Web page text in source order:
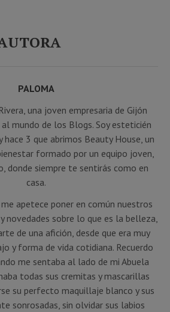
PALOMA
una joven empresaria de Gijón
mundo de los Blogs. Soy esteticién
hace 3 que abrimos Beauty House, un
formado por un equipo joven,
donde siempre te sentirás como en
casa.
apetece poner en común nuestros
novedades sobre lo que es la belleza,
de una afición, desde que era muy
y forma de vida cotidiana. Recuerdo
me sentaba al lado de mi Abuela
todas sus cremitas y mascarillas
su perfecto maquillaje blanco y sus
sonrosadas, sin olvidar sus labios